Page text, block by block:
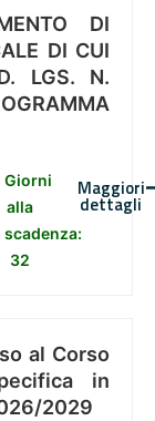
DI
DI CUI
LGS. N.
Giorni
alla
scadenza:
32
Maggiori
dettagli
al Corso
in
2029